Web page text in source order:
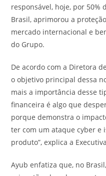
responsável, hoje, por
Brasil, aprimorou a
mercado internacional e
do Grupo.
De acordo com a Diretora
o objetivo principal dessa
mais a importância desse
financeira é algo que
porque demonstra o
ter com um ataque cyber e
produto”, explica a
Ayub enfatiza que, no